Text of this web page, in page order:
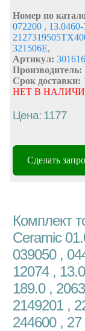
Номер по
072200 ,
321506E,
Артикул: 301616
Производитель:
Срок доставки:
НЕТ В
Цена: 1177
Сделать
Комплект
Ceramic
039050 ,
12074 ,
189.0 ,
2149201 ,
244600 ,